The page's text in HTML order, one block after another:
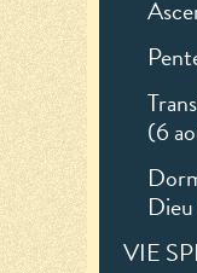
(6
VIE